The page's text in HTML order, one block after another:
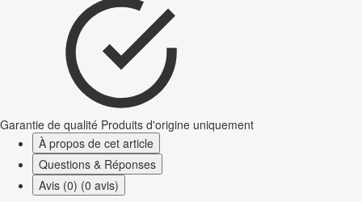
Garantie de qualité Produits d'origine uniquement
À propos de cet article
Questions & Réponses
Avis (0) (0 avis)